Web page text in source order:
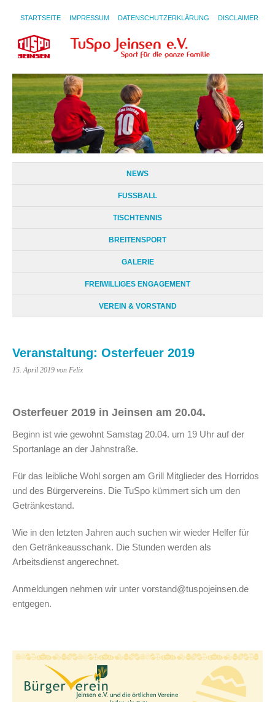
STARTSEITE IMPRESSUM DATENSCHUTZERKLÄRUNG DISCLAIMER
NEWS
FUSSBALL
TISCHTENNIS
BREITENSPORT
GALERIE
FREIWILLIGES ENGAGEMENT
VEREIN & VORSTAND
Veranstaltung: Osterfeuer 2019
15. April 2019 von Felix
Osterfeuer 2019 in Jeinsen am 20.04.
Beginn ist wie gewohnt Samstag 20.04. um 19 Uhr auf der
Sportanlage an der Jahnstraße.
Für das leibliche Wohl sorgen am Grill Mitglieder des Horridos
und des Bürgervereins. Die TuSpo kümmert sich um den
Getränkestand.
Wie in den letzten Jahren auch suchen wir wieder Helfer für
den Getränkeausschank. Die Stunden werden als
Arbeitsdienst angerechnet.
Anmeldungen nehmen wir unter vorstand@tuspojeinsen.de
entgegen.